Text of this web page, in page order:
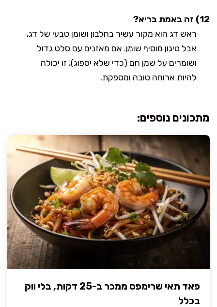
12) זה באמת בריא?
ראש דג הוא מקור עשיר בחלבון ושומן טבעי של דג,
אבל טיגון מוסיף שומן. אם מאזנים עם סלט גדול
ושומרים על שמן חם (כדי שלא יספוג), זו יכולה
להיות ארוחה טובה ומספקת.
מתכונים נוספים:
פאד תאי שרימפס ממכר ב-25 דקות, בלי ווק
בכלל